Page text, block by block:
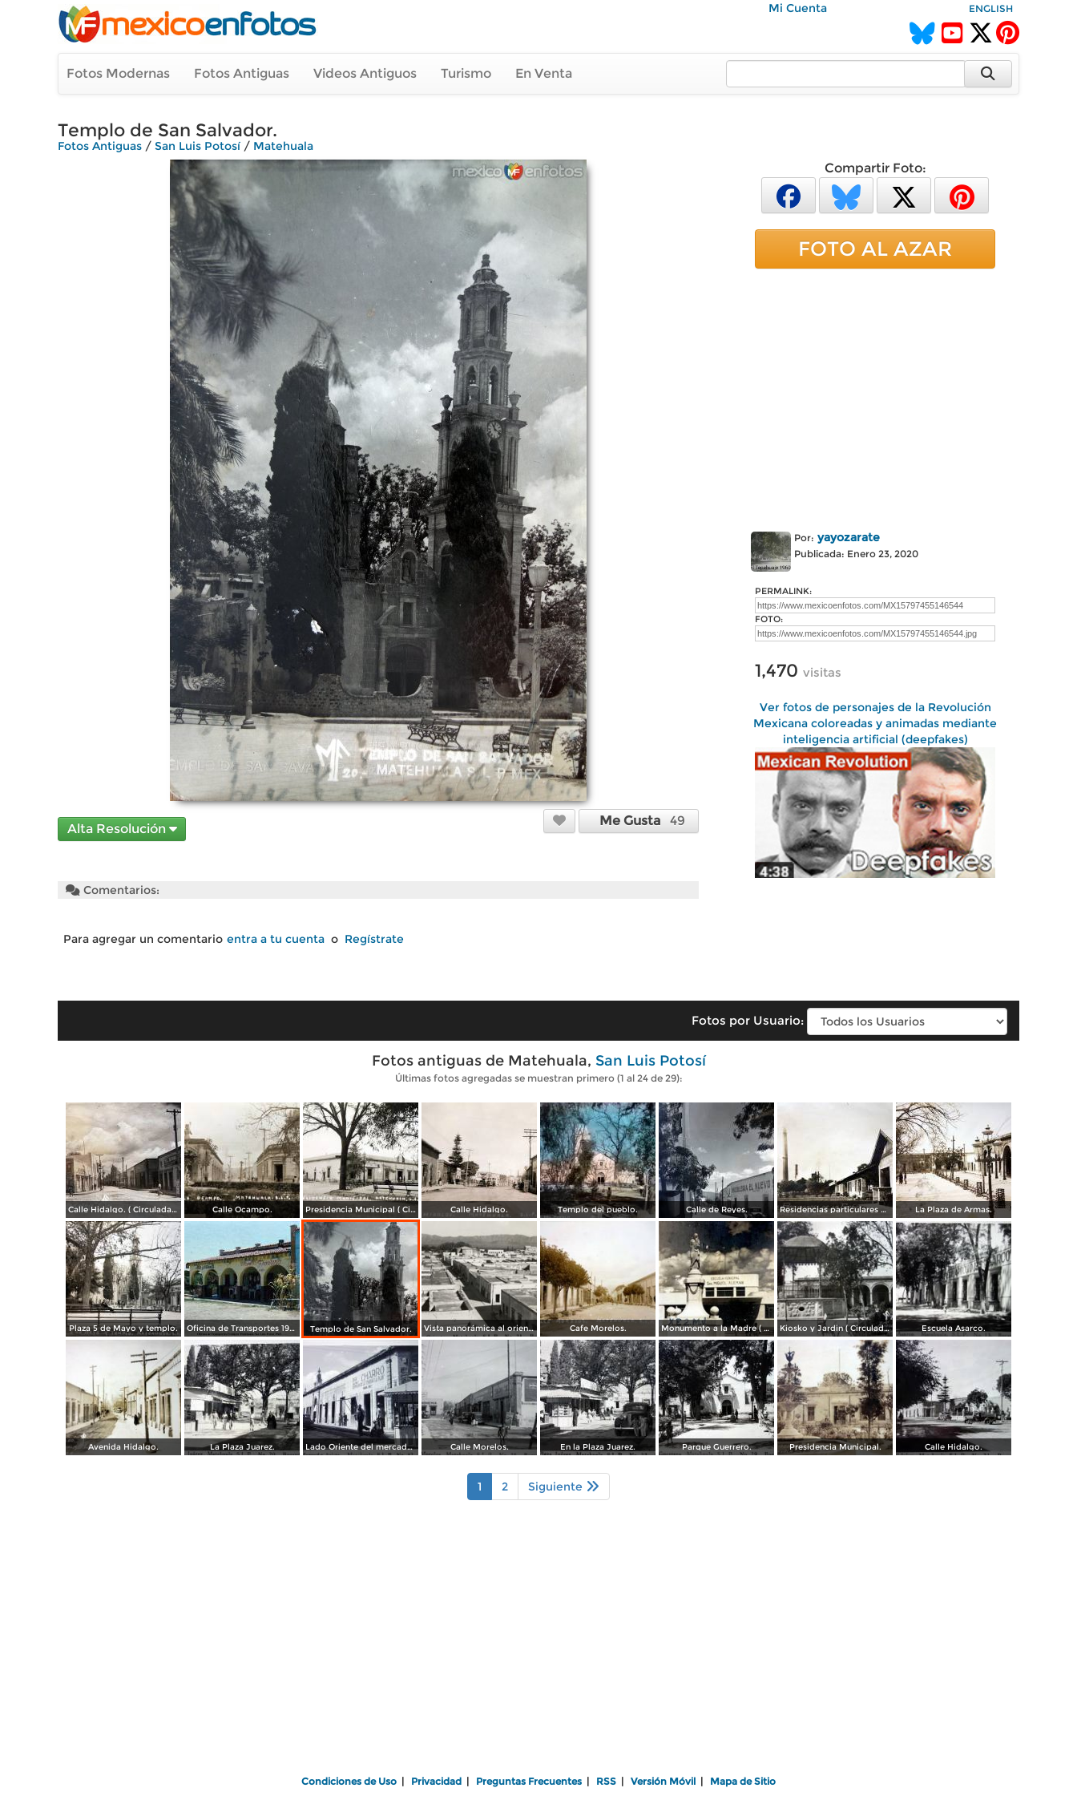
Mi Cuenta ENGLISH
Fotos Modernas Fotos Antiguas Videos Antiguos Turismo En Venta
Templo de San Salvador.
Fotos Antiguas / San Luis Potosí / Matehuala
Alta Resolución
Me Gusta 49
Comentarios:
Para agregar un comentario entra a tu cuenta o Regístrate
Compartir Foto:
FOTO AL AZAR
Por: yayozarate
Publicada: Enero 23, 2020
PERMALINK:
FOTO:
1,470 visitas
Ver fotos de personajes de la Revolución
Mexicana coloreadas y animadas mediante
inteligencia artificial (deepfakes)
Fotos por Usuario:
Fotos antiguas de Matehuala, San Luis Potosí
Últimas fotos agregadas se muestran primero (1 al 24 de 29):
Calle Hidalgo. ( Circulada el 23 de Enero de 1955 ). Calle Ocampo. Presidencia Municipal ( Circulada el 2 de Junio de 1940 ). Calle Hidalgo. Templo del pueblo. Calle de Reyes. Residencias particulares de la fabrica. La Plaza de Armas.
Plaza 5 de Mayo y templo. Oficina de Transportes 1965. Templo de San Salvador. Vista panorámica al oriente de Matehuala Cafe Morelos. Monumento a la Madre ( Circulada el 28 de Agosto de 1956 ). Kiosko y Jardin ( Circulada el 8 de Octubre de 1955 ). Escuela Asarco.
Avenida Hidalgo. La Plaza Juarez. Lado Oriente del mercado Arista. Calle Morelos. En la Plaza Juarez. Parque Guerrero. Presidencia Municipal. Calle Hidalgo.
1 2 Siguiente
Condiciones de Uso Privacidad Preguntas Frecuentes RSS Versión Móvil Mapa de Sitio